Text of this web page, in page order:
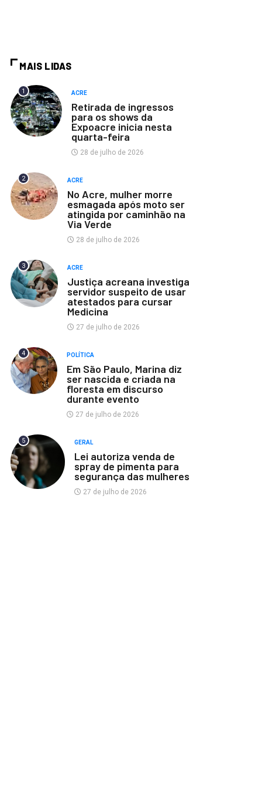
MAIS LIDAS
1 ACRE
Retirada de ingressos
para os shows da
Expoacre inicia nesta
quarta-feira
28 de julho de 2026
2 ACRE
No Acre, mulher morre
esmagada após moto ser
atingida por caminhão na
Via Verde
28 de julho de 2026
3 ACRE
Justiça acreana investiga
servidor suspeito de usar
atestados para cursar
Medicina
27 de julho de 2026
4 POLÍTICA
Em São Paulo, Marina diz
ser nascida e criada na
floresta em discurso
durante evento
27 de julho de 2026
5 GERAL
Lei autoriza venda de
spray de pimenta para
segurança das mulheres
27 de julho de 2026